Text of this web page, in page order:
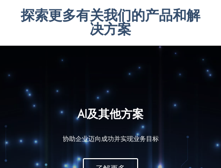
探索更多有关我们的产品和解
决方案
企业网络解决方案
更好地管理您的网络。 更好地转变您的业
务。 立即为您的企业赋能并走向未来